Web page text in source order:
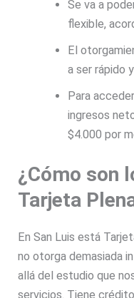
Se va a
flexible,
El
a ser rápido
Para
ingresos
$4.000 por
¿Cómo son
Tarjeta
En San Luis está
no otorga demasiada
allá del estudio que
servicios. Tiene